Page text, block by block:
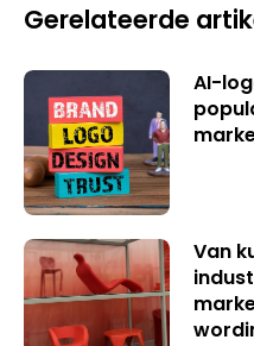
Gerelateerde
AI-
Van